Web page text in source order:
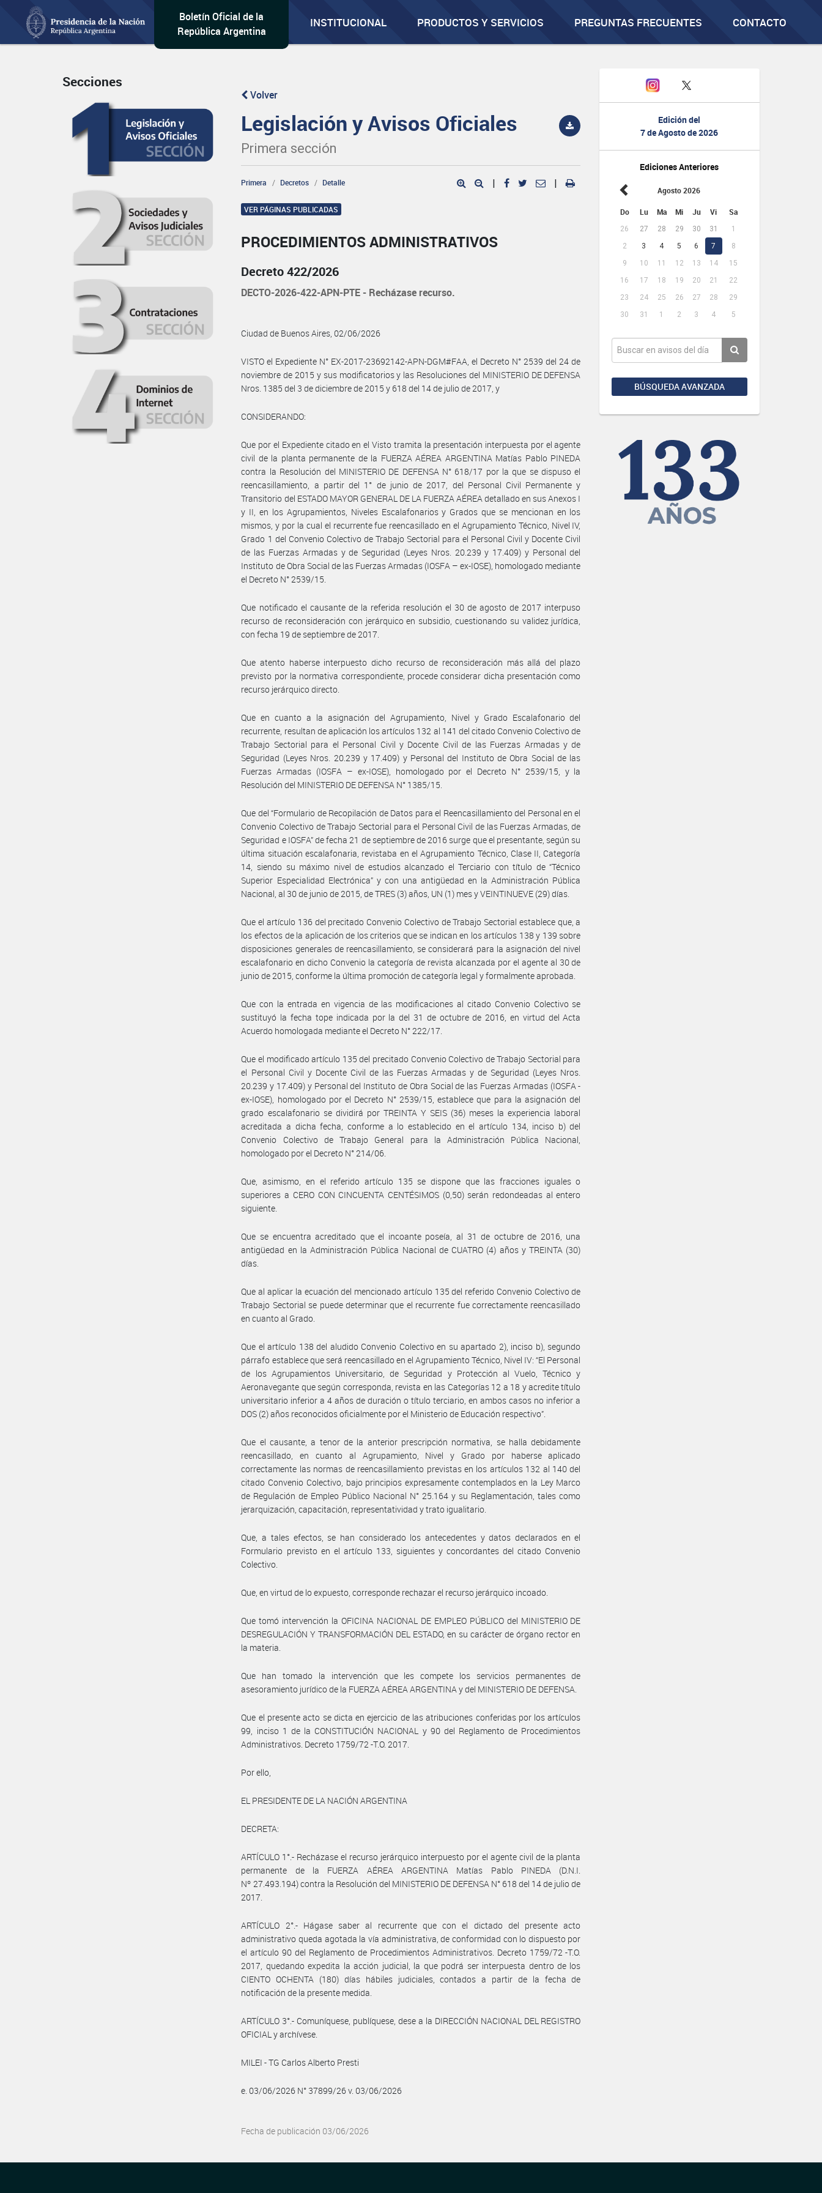
Boletín Oficial de la
República Argentina
INSTITUCIONAL PRODUCTOS Y SERVICIOS PREGUNTAS FRECUENTES CONTACTO
Edición del
7 de Agosto de 2026
Ediciones Anteriores
Agosto 2026
Do Lu Ma Mi Ju Vi Sa
26 27 28 29 30 31
1
2
3 4 5 6 7
8
9
10 11 12 13 14
15
16
17 18 19 20 21
22
23
24 25 26 27 28
29
30
31 1 2 3 4 5
BÚSQUEDA AVANZADA
Secciones
Volver
Legislación y Avisos Oficiales
Primera sección
Primera Decretos Detalle | |
VER PÁGINAS PUBLICADAS
PROCEDIMIENTOS ADMINISTRATIVOS
Decreto 422/2026
DECTO-2026-422-APN-PTE - Recházase recurso.
Ciudad de Buenos Aires, 02/06/2026
VISTO el Expediente N° EX-2017-23692142-APN-DGM#FAA, el Decreto N° 2539 del 24 de
noviembre de 2015 y sus modificatorios y las Resoluciones del MINISTERIO DE DEFENSA
Nros. 1385 del 3 de diciembre de 2015 y 618 del 14 de julio de 2017, y
CONSIDERANDO:
Que por el Expediente citado en el Visto tramita la presentación interpuesta por el agente
civil de la planta permanente de la FUERZA AÉREA ARGENTINA Matías Pablo PINEDA
contra la Resolución del MINISTERIO DE DEFENSA N° 618/17 por la que se dispuso el
reencasillamiento, a partir del 1° de junio de 2017, del Personal Civil Permanente y
Transitorio del ESTADO MAYOR GENERAL DE LA FUERZA AÉREA detallado en sus Anexos I
y II, en los Agrupamientos, Niveles Escalafonarios y Grados que se mencionan en los
mismos, y por la cual el recurrente fue reencasillado en el Agrupamiento Técnico, Nivel IV,
Grado 1 del Convenio Colectivo de Trabajo Sectorial para el Personal Civil y Docente Civil
de las Fuerzas Armadas y de Seguridad (Leyes Nros. 20.239 y 17.409) y Personal del
Instituto de Obra Social de las Fuerzas Armadas (IOSFA – ex-IOSE), homologado mediante
el Decreto N° 2539/15.
Que notificado el causante de la referida resolución el 30 de agosto de 2017 interpuso
recurso de reconsideración con jerárquico en subsidio, cuestionando su validez jurídica,
con fecha 19 de septiembre de 2017.
Que atento haberse interpuesto dicho recurso de reconsideración más allá del plazo
previsto por la normativa correspondiente, procede considerar dicha presentación como
recurso jerárquico directo.
Que en cuanto a la asignación del Agrupamiento, Nivel y Grado Escalafonario del
recurrente, resultan de aplicación los artículos 132 al 141 del citado Convenio Colectivo de
Trabajo Sectorial para el Personal Civil y Docente Civil de las Fuerzas Armadas y de
Seguridad (Leyes Nros. 20.239 y 17.409) y Personal del Instituto de Obra Social de las
Fuerzas Armadas (IOSFA – ex-IOSE), homologado por el Decreto N° 2539/15, y la
Resolución del MINISTERIO DE DEFENSA N° 1385/15.
Que del “Formulario de Recopilación de Datos para el Reencasillamiento del Personal en el
Convenio Colectivo de Trabajo Sectorial para el Personal Civil de las Fuerzas Armadas, de
Seguridad e IOSFA” de fecha 21 de septiembre de 2016 surge que el presentante, según su
última situación escalafonaria, revistaba en el Agrupamiento Técnico, Clase II, Categoría
14, siendo su máximo nivel de estudios alcanzado el Terciario con título de “Técnico
Superior Especialidad Electrónica” y con una antigüedad en la Administración Pública
Nacional, al 30 de junio de 2015, de TRES (3) años, UN (1) mes y VEINTINUEVE (29) días.
Que el artículo 136 del precitado Convenio Colectivo de Trabajo Sectorial establece que, a
los efectos de la aplicación de los criterios que se indican en los artículos 138 y 139 sobre
disposiciones generales de reencasillamiento, se considerará para la asignación del nivel
escalafonario en dicho Convenio la categoría de revista alcanzada por el agente al 30 de
junio de 2015, conforme la última promoción de categoría legal y formalmente aprobada.
Que con la entrada en vigencia de las modificaciones al citado Convenio Colectivo se
sustituyó la fecha tope indicada por la del 31 de octubre de 2016, en virtud del Acta
Acuerdo homologada mediante el Decreto N° 222/17.
Que el modificado artículo 135 del precitado Convenio Colectivo de Trabajo Sectorial para
el Personal Civil y Docente Civil de las Fuerzas Armadas y de Seguridad (Leyes Nros.
20.239 y 17.409) y Personal del Instituto de Obra Social de las Fuerzas Armadas (IOSFA -
ex-IOSE), homologado por el Decreto N° 2539/15, establece que para la asignación del
grado escalafonario se dividirá por TREINTA Y SEIS (36) meses la experiencia laboral
acreditada a dicha fecha, conforme a lo establecido en el artículo 134, inciso b) del
Convenio Colectivo de Trabajo General para la Administración Pública Nacional,
homologado por el Decreto N° 214/06.
Que, asimismo, en el referido artículo 135 se dispone que las fracciones iguales o
superiores a CERO CON CINCUENTA CENTÉSIMOS (0,50) serán redondeadas al entero
siguiente.
Que se encuentra acreditado que el incoante poseía, al 31 de octubre de 2016, una
antigüedad en la Administración Pública Nacional de CUATRO (4) años y TREINTA (30)
días.
Que al aplicar la ecuación del mencionado artículo 135 del referido Convenio Colectivo de
Trabajo Sectorial se puede determinar que el recurrente fue correctamente reencasillado
en cuanto al Grado.
Que el artículo 138 del aludido Convenio Colectivo en su apartado 2), inciso b), segundo
párrafo establece que será reencasillado en el Agrupamiento Técnico, Nivel IV: “El Personal
de los Agrupamientos Universitario, de Seguridad y Protección al Vuelo, Técnico y
Aeronavegante que según corresponda, revista en las Categorías 12 a 18 y acredite título
universitario inferior a 4 años de duración o título terciario, en ambos casos no inferior a
DOS (2) años reconocidos oficialmente por el Ministerio de Educación respectivo”.
Que el causante, a tenor de la anterior prescripción normativa, se halla debidamente
reencasillado, en cuanto al Agrupamiento, Nivel y Grado por haberse aplicado
correctamente las normas de reencasillamiento previstas en los artículos 132 al 140 del
citado Convenio Colectivo, bajo principios expresamente contemplados en la Ley Marco
de Regulación de Empleo Público Nacional N° 25.164 y su Reglamentación, tales como
jerarquización, capacitación, representatividad y trato igualitario.
Que, a tales efectos, se han considerado los antecedentes y datos declarados en el
Formulario previsto en el artículo 133, siguientes y concordantes del citado Convenio
Colectivo.
Que, en virtud de lo expuesto, corresponde rechazar el recurso jerárquico incoado.
Que tomó intervención la OFICINA NACIONAL DE EMPLEO PÚBLICO del MINISTERIO DE
DESREGULACIÓN Y TRANSFORMACIÓN DEL ESTADO, en su carácter de órgano rector en
la materia.
Que han tomado la intervención que les compete los servicios permanentes de
asesoramiento jurídico de la FUERZA AÉREA ARGENTINA y del MINISTERIO DE DEFENSA.
Que el presente acto se dicta en ejercicio de las atribuciones conferidas por los artículos
99, inciso 1 de la CONSTITUCIÓN NACIONAL y 90 del Reglamento de Procedimientos
Administrativos. Decreto 1759/72 -T.O. 2017.
Por ello,
EL PRESIDENTE DE LA NACIÓN ARGENTINA
DECRETA:
ARTÍCULO 1°.- Recházase el recurso jerárquico interpuesto por el agente civil de la planta
permanente de la FUERZA AÉREA ARGENTINA Matías Pablo PINEDA (D.N.I.
Nº 27.493.194) contra la Resolución del MINISTERIO DE DEFENSA N° 618 del 14 de julio de
2017.
ARTÍCULO 2°.- Hágase saber al recurrente que con el dictado del presente acto
administrativo queda agotada la vía administrativa, de conformidad con lo dispuesto por
el artículo 90 del Reglamento de Procedimientos Administrativos. Decreto 1759/72 -T.O.
2017, quedando expedita la acción judicial, la que podrá ser interpuesta dentro de los
CIENTO OCHENTA (180) días hábiles judiciales, contados a partir de la fecha de
notificación de la presente medida.
ARTÍCULO 3°.- Comuníquese, publíquese, dese a la DIRECCIÓN NACIONAL DEL REGISTRO
OFICIAL y archívese.
MILEI - TG Carlos Alberto Presti
e. 03/06/2026 N° 37899/26 v. 03/06/2026
Fecha de publicación 03/06/2026